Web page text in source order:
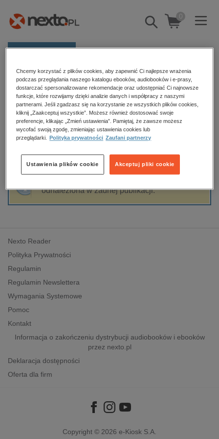
Pokaż/schowaj
wyszukiwarkę
0
Kategorie
Zobacz wszystkie E-prasa
budownictwo, aranżacja wnętrz
biznesowe, branżowe, gospodarka
dzienniki
edukacja
hobby, sport, rozrywka
komputery, internet, technologie, informatyka
polityka, społeczno-informacyjne
psychologiczne
inne
popularno-naukowe
historia
Strona główna Grażyna Szapołowska
Grażyna Szapołowska
Sortowanie Filtrowanie
odnaleziona w żadnej publikacji.
Nexto Reader
Polityka Prywatności
Regulamin
Regulamin Newslettera
Wymagania Systemowe
Pomoc
Kontakt
Informacja o zakończeniu dystrybucji audiobooków i ebooków
przez nexto.pl
Deklaracja dostępności
Oferta dla firm
Copyright © 2026 e-Kiosk S.A.
Chcemy korzystać z plików cookies, aby zapewnić Ci najlepsze wrażenia
podczas przeglądania naszego katalogu ebooków, audiobooków i e-prasy,
dostarczać spersonalizowane rekomendacje oraz udostępniać Ci najnowsze
funkcje, które rozwijamy dzięki analizie danych i współpracy z naszymi
partnerami. Jeśli zgadzasz się na korzystanie ze wszystkich plików cookies,
kliknij „Zaakceptuj wszystkie”. Możesz również dostosować swoje
preferencje, klikając „Zmień ustawienia”. Pamiętaj, że zawsze możesz
wycofać swoją zgodę, zmieniając ustawienia cookies lub
przeglądarki.
Polityka prywatności Zaufani partnerzy
Akceptuj pliki cookie
Ustawienia plików cookie